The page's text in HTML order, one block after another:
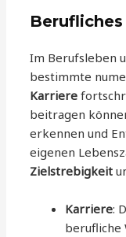
Im Berufsleben
bestimmte
Karriere
beitragen
erkennen und
eigenen
Zielstrebigkeit
Karriere:
berufliche